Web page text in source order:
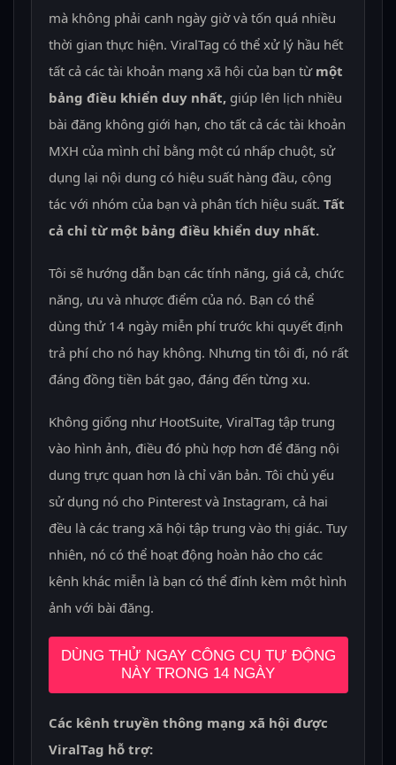
mà không phải canh ngày giờ và tốn quá nhiều
thời gian thực hiện. ViralTag có thể xử lý hầu hết
tất cả các tài khoản mạng xã hội của bạn từ một
bảng điều khiển duy nhất, giúp lên lịch nhiều
bài đăng không giới hạn, cho tất cả các tài khoản
MXH của mình chỉ bằng một cú nhấp chuột, sử
dụng lại nội dung có hiệu suất hàng đầu, cộng
tác với nhóm của bạn và phân tích hiệu suất. Tất
cả chỉ từ một bảng điều khiển duy nhất.
Tôi sẽ hướng dẫn bạn các tính năng, giá cả, chức
năng, ưu và nhược điểm của nó. Bạn có thể
dùng thử 14 ngày miễn phí trước khi quyết định
trả phí cho nó hay không. Nhưng tin tôi đi, nó rất
đáng đồng tiền bát gạo, đáng đến từng xu.
Không giống như HootSuite, ViralTag tập trung
vào hình ảnh, điều đó phù hợp hơn để đăng nội
dung trực quan hơn là chỉ văn bản. Tôi chủ yếu
sử dụng nó cho Pinterest và Instagram, cả hai
đều là các trang xã hội tập trung vào thị giác. Tuy
nhiên, nó có thể hoạt động hoàn hảo cho các
kênh khác miễn là bạn có thể đính kèm một hình
ảnh với bài đăng.
DÙNG THỬ NGAY CÔNG CỤ TỰ ĐỘNG
NÀY TRONG 14 NGÀY
Các kênh truyền thông mạng xã hội được
ViralTag hỗ trợ: